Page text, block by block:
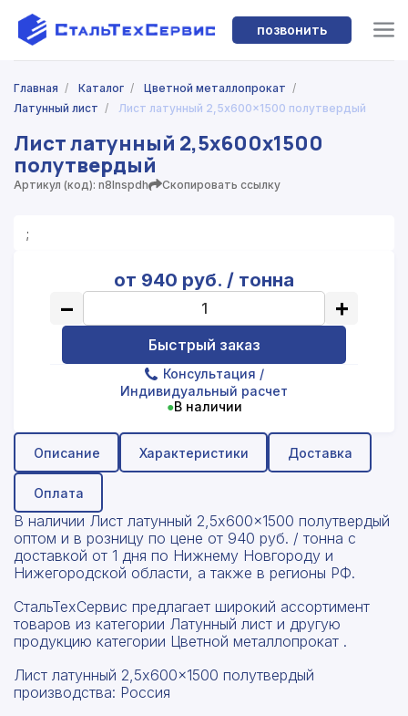
позвонить
Главная / Каталог / Цветной металлопрокат /
Латунный лист / Лист латунный 2,5x600x1500 полутвердый
Лист латунный 2,5x600x1500
полутвердый
Артикул (код): n8lnspdh Скопировать ссылку
;
от 940 руб. / тонна
− +
Быстрый заказ
Консультация /
Индивидуальный расчет
●В наличии
Описание Характеристики Доставка
Оплата
В наличии Лист латунный 2,5x600x1500 полутвердый
оптом и в розницу по цене от 940 руб. / тонна с
доставкой от 1 дня по Нижнему Новгороду и
Нижегородской области, а также в регионы РФ.
СтальТехСервис предлагает широкий ассортимент
товаров из категории Латунный лист и другую
продукцию категории Цветной металлопрокат .
Лист латунный 2,5x600x1500 полутвердый
производства: Россия